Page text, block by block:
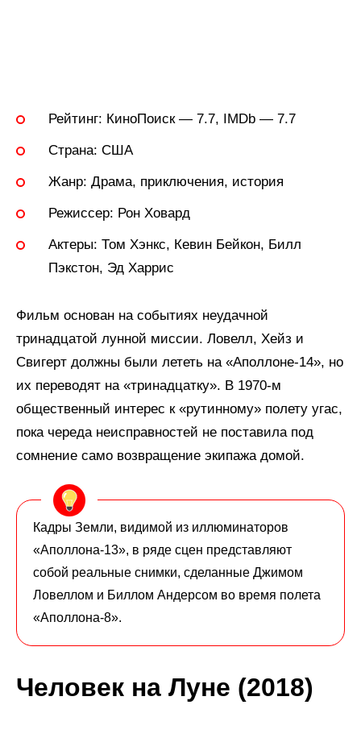
Рейтинг: КиноПоиск — 7.7, IMDb — 7.7
Страна: США
Жанр: Драма, приключения, история
Режиссер: Рон Ховард
Актеры: Том Хэнкс, Кевин Бейкон, Билл
Пэкстон, Эд Харрис
Фильм основан на событиях неудачной
тринадцатой лунной миссии. Ловелл, Хейз и
Свигерт должны были лететь на «Аполлоне-14», но
их переводят на «тринадцатку». В 1970-м
общественный интерес к «рутинному» полету угас,
пока череда неисправностей не поставила под
сомнение само возвращение экипажа домой.
Кадры Земли, видимой из иллюминаторов
«Аполлона-13», в ряде сцен представляют
собой реальные снимки, сделанные Джимом
Ловеллом и Биллом Андерсом во время полета
«Аполлона-8».
Человек на Луне (2018)